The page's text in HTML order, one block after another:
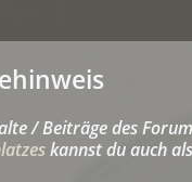
/ Beiträge des
kannst du auch